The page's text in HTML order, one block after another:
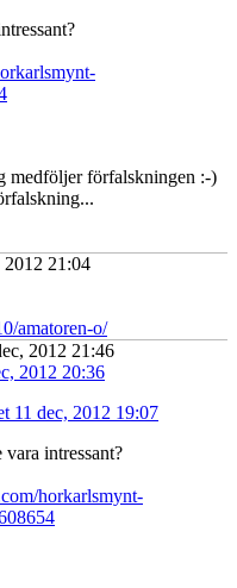
medföljer förfalskningen :-)
2012 21:04
amatoren-o/
2012 21:46
2012 20:36
11 dec, 2012 19:07
intressant?
horkarlsmynt-